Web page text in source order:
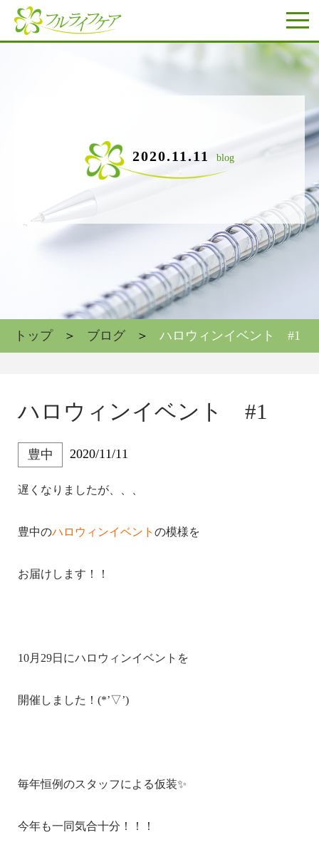
2020.11.11 blog
トップ ブログ ハロウィンイベント #1
ハロウィンイベント #1
豊中 2020/11/11
遅くなりましたが、、、
豊中のハロウィンイベントの模様を
お届けします！！
10月29日にハロウィンイベント を
開催しました！(*’▽’)
毎年恒例のスタッフによる仮装✨
今年も一同気合十分！！！